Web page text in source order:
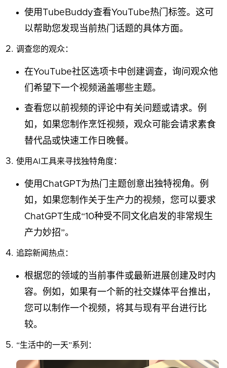
使用TubeBuddy查看YouTube热门标签。这可
以帮助您发现当前热门话题的具体方面。
调查您的观众：
在YouTube社区选项卡中创建调查，询问观众他
们希望下一个视频涵盖哪些主题。
查看您以前视频的评论中有关问题或请求。例
如，如果您制作烹饪视频，观众可能会请求素食
替代品或快速工作日晚餐。
使用AI工具来寻找独特角度：
使用ChatGPT为热门主题创意出独特视角。例
如，如果您制作关于生产力的视频，您可以要求
ChatGPT生成“10种受不同文化启发的非常规生
产力妙招”。
追踪新闻热点：
根据您的领域的当前事件或最新进展创建及时内
容。例如，如果有一个新的社交媒体平台推出，
您可以制作一个视频，将其与现有平台进行比
较。
“生活中的一天”系列：